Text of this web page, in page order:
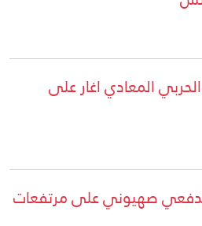
المعادي اغار على
صهيوني على مرتفعات